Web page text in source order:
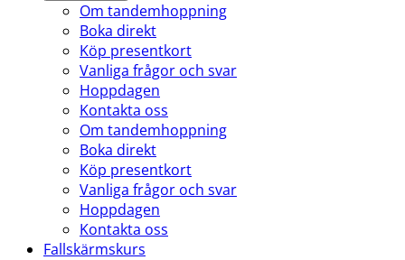
Om tandemhoppning
Boka direkt
Köp presentkort
Vanliga frågor och svar
Hoppdagen
Kontakta oss
Om tandemhoppning
Boka direkt
Köp presentkort
Vanliga frågor och svar
Hoppdagen
Kontakta oss
Fallskärmskurs